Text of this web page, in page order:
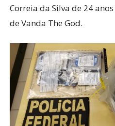
Correia da Silva de 24
de Vanda The God.